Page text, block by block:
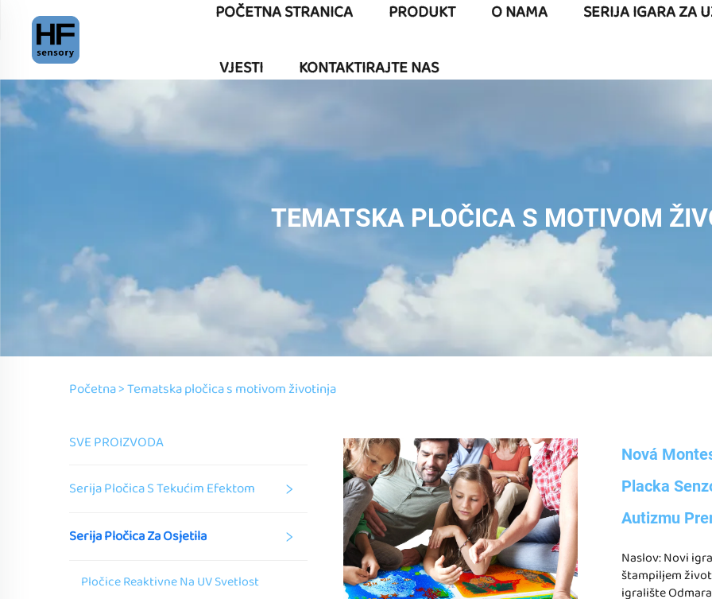
POČETNA STRANICA PRODUKT O NAMA SERIJA IGARA ZA
VJESTI KONTAKTIRAJTE NAS
TEMATSKA PLOČICA S MOTIVOM
Početna >Tematska pločica s motivom životinja
SVE PROIZVODA
Serija Pločica S Tekućim Efektom
Serija Pločica Za Osjetila
Pločice Reaktivne Na UV Svetlost
Nová
Placka
Autizmu
Naslov: Novi
štampiljem
igralište